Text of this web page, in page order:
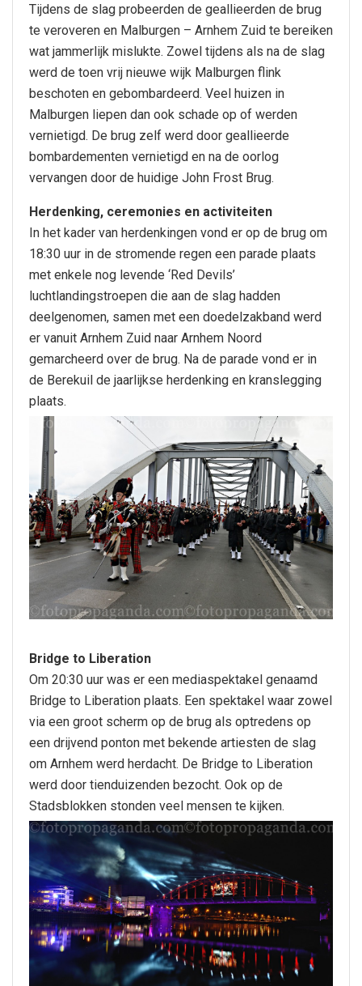
Tijdens de slag probeerden de geallieerden de brug
te veroveren en Malburgen – Arnhem Zuid te bereiken
wat jammerlijk mislukte. Zowel tijdens als na de slag
werd de toen vrij nieuwe wijk Malburgen flink
beschoten en gebombardeerd. Veel huizen in
Malburgen liepen dan ook schade op of werden
vernietigd. De brug zelf werd door geallieerde
bombardementen vernietigd en na de oorlog
vervangen door de huidige John Frost Brug.
Herdenking, ceremonies en activiteiten
In het kader van herdenkingen vond er op de brug om
18:30 uur in de stromende regen een parade plaats
met enkele nog levende ‘Red Devils’
luchtlandingstroepen die aan de slag hadden
deelgenomen, samen met een doedelzakband werd
er vanuit Arnhem Zuid naar Arnhem Noord
gemarcheerd over de brug. Na de parade vond er in
de Berekuil de jaarlijkse herdenking en kranslegging
plaats.
Bridge to Liberation
Om 20:30 uur was er een mediaspektakel genaamd
Bridge to Liberation plaats. Een spektakel waar zowel
via een groot scherm op de brug als optredens op
een drijvend ponton met bekende artiesten de slag
om Arnhem werd herdacht. De Bridge to Liberation
werd door tienduizenden bezocht. Ook op de
Stadsblokken stonden veel mensen te kijken.